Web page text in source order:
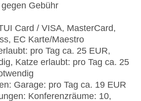
Gebühr
Card / VISA, MasterCard,
EC Karte/Maestro
pro Tag ca. 25 EUR,
Katze erlaubt: pro Tag ca. 25
Garage: pro Tag ca. 19 EUR
Konferenzräume: 10,